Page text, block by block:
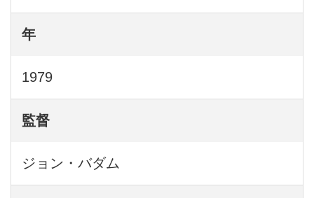
年
1979
監督
ジョン・バダム